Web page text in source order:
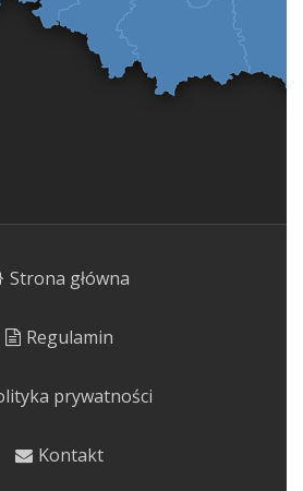
Strona główna
Regulamin
prywatności
Kontakt